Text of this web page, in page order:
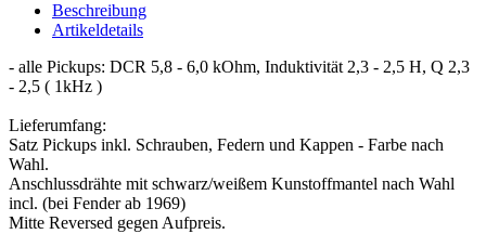
Beschreibung
Artikeldetails
- alle Pickups: DCR 5,8 - 6,0 kOhm, Induktivität 2,3 - 2,5 H, Q 2,3
- 2,5 ( 1kHz )
Lieferumfang:
Satz Pickups inkl. Schrauben, Federn und Kappen - Farbe nach
Wahl.
Anschlussdrähte mit schwarz/weißem Kunstoffmantel nach Wahl
incl. (bei Fender ab 1969)
Mitte Reversed gegen Aufpreis.